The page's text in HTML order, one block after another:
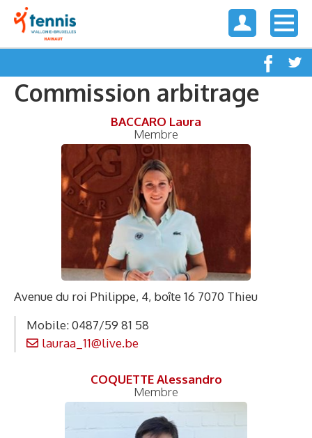
Commission arbitrage
BACCARO Laura
Membre
Avenue du roi Philippe, 4, boîte 16 7070 Thieu
Mobile: 0487/59 81 58
lauraa_11@live.be
COQUETTE Alessandro
Membre